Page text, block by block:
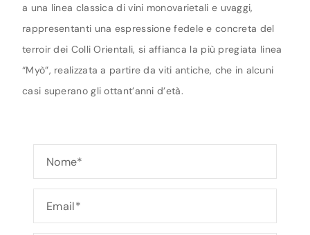
a una linea classica di vini monovarietali e uvaggi,
rappresentanti una espressione fedele e concreta del
terroir dei Colli Orientali, si affianca la più pregiata linea
“Myò”, realizzata a partire da viti antiche, che in alcuni
casi superano gli ottant’anni d’età.